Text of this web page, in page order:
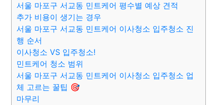
서울 마포구 서교동 민트케어 평수별 예상 견적
추가 비용이 생기는 경우
서울 마포구 서교동 민트케어 이사청소 입주청소 진
행 순서
이사청소 VS 입주청소!
민트케어 청소 범위
서울 마포구 서교동 민트케어 이사청소 입주청소 업
체 고르는 꿀팁 🎯
마무리